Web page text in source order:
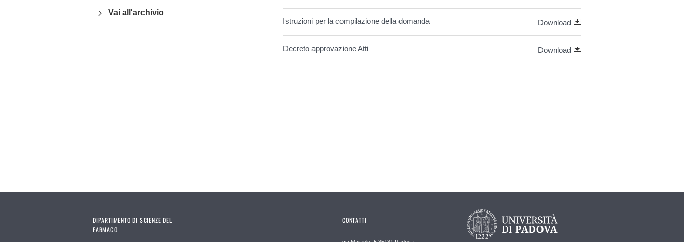
Vai all'archivio
Istruzioni per la compilazione della domanda Download
Decreto approvazione Atti Download
DIPARTIMENTO DI SCIENZE DEL
FARMACO
CONTATTI